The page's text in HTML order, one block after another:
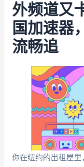
外频道又
国加速器
流畅追
你在纽约的出租屋